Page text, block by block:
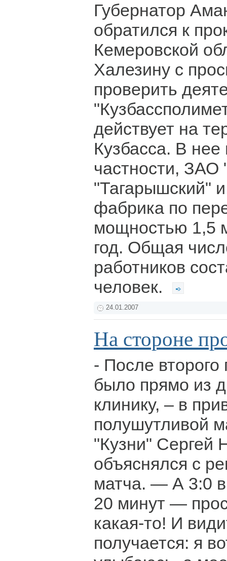
Губернатор
обратился к
Кемеровской
Халезину с
проверить
действует на
Кузбасса. В нее
частности, ЗАО
"Тагарышский"
фабрика по
мощностью 1,5
год. Общая
работников
человек.
24.01.2007
На стороне
- После
было прямо из
клинику, – в
полушутливой
"Кузни" Сергей
объяснялся с
матча. — А 3:0
20 минут —
какая-то! И
получается: я